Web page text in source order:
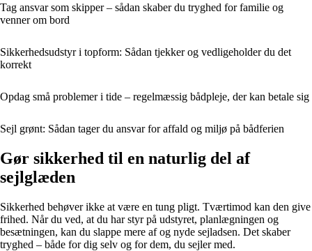
Tag ansvar som skipper – sådan skaber du tryghed for familie og
venner om bord
Sikkerhedsudstyr i topform: Sådan tjekker og vedligeholder du det
korrekt
Opdag små problemer i tide – regelmæssig bådpleje, der kan betale sig
Sejl grønt: Sådan tager du ansvar for affald og miljø på bådferien
Gør sikkerhed til en naturlig del af
sejlglæden
Sikkerhed behøver ikke at være en tung pligt. Tværtimod kan den give
frihed. Når du ved, at du har styr på udstyret, planlægningen og
besætningen, kan du slappe mere af og nyde sejladsen. Det skaber
tryghed – både for dig selv og for dem, du sejler med.